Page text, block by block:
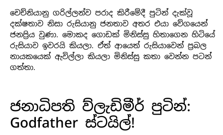
චෙච්නියානු ගරිල්ලන්ව පරාද කිරීමේදී පුටින් දැක්වූ
දක්ෂතාව නිසා රුසියානු ජනතාව අතර එයා වේගයෙන්
ජනප්‍රිය වුණා. මොකද ගොඩක් මිනිස්සු හිතාගෙන හිටියේ
රුසියාව ඉවරයි කියලා. ඒත් ආයෙත් රුසියාවෙන් ප්‍රබල
නායකයෙක් ඇවිල්ලා කියලා මිනිස්සු කතා වෙන්න පටන්
ගත්තා.
ජනාධිපති ව්ලැඩිමීර් පුටින්:
Godfather ස්ටයිල්!